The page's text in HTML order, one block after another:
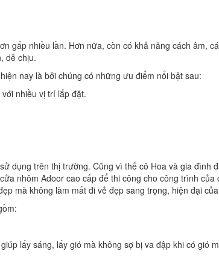
gấp nhiều lần. Hơn nữa, còn có khả năng cách âm,
dễ chịu.
nay là bởi chúng có những ưu điểm nổi bật sau:
nhiều vị trí lắp đặt.
dụng trên thị trường. Cũng vì thế cô Hoa và gia đình
nhôm Adoor cao cấp để thi công cho công trình
mà không làm mất đi vẻ đẹp sang trọng, hiện đại
lấy sáng, lấy gió mà không sợ bị va đập khi có gió